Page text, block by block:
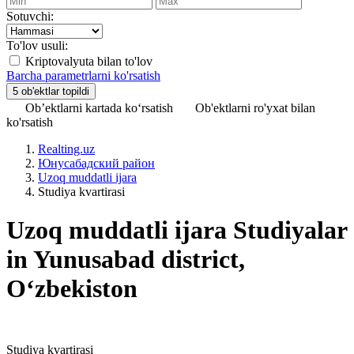
Sotuvchi:
To'lov usuli:
Kriptovalyuta bilan to'lov
Barcha parametrlarni ko'rsatish
Ob’ektlarni kartada ko‘rsatish
Ob'ektlarni ro'yxat bilan
ko'rsatish
Realting.uz
Юнусабадский район
Uzoq muddatli ijara
Studiya kvartirasi
Uzoq muddatli ijara Studiyalar
in Yunusabad district,
Oʻzbekiston
Studiya kvartirasi